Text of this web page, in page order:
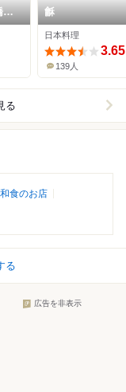
千
龢
日本料理
3.65
139人
る
食のお店
る
広告を非表示